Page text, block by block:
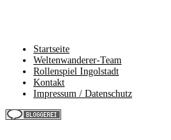
Startseite
Weltenwanderer-Team
Rollenspiel Ingolstadt
Kontakt
Impressum / Datenschutz